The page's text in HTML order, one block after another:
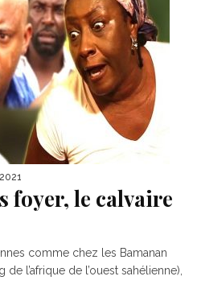
foyer, le calvaire
comme chez les Bamanan
l’afrique de l’ouest sahélienne),